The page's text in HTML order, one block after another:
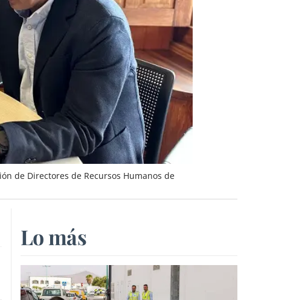
de Directores de Recursos Humanos de
Lo más